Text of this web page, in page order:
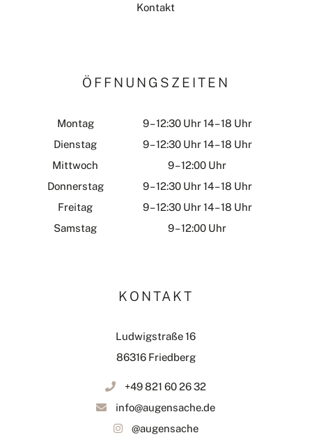
Kontakt
ÖFFNUNGSZEITEN
Montag
9 – 12:30 Uhr 14 – 18 Uhr
Dienstag
9 – 12:30 Uhr 14 – 18 Uhr
Mittwoch
9 – 12:00 Uhr
Donnerstag
9 – 12:30 Uhr 14 – 18 Uhr
Freitag
9 – 12:30 Uhr 14 – 18 Uhr
Samstag
9 – 12:00 Uhr
KONTAKT
Ludwigstraße 16
86316 Friedberg
+49 821 60 26 32
info@augensache.de
@augensache